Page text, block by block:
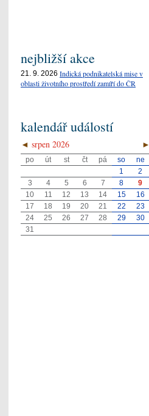
nejbližší akce
21. 9. 2026 Indická podnikatelská mise v
oblasti životního prostředí zamíří do ČR
kalendář událostí
◄ ►
srpen 2026
po út st čt pá so
ne
1
2
3
4 5 6 7 8
9
10
11 12 13 14 15
16
17
18 19 20 21 22
23
24
25 26 27 28 29
30
31